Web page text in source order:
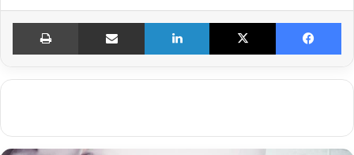
فیس بوک X لینکدین اشتراک گذاری از طریق ایمیل